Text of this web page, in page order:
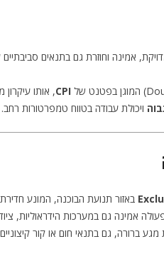
אמינה וחוזרת גם בתנאים סביבתיים
CPI, אותו
ויכולת עבודה בטווח טמפרטורות רחב.
באזור תנועת הבוכנה, המונע
אמינה גם במערכות הידראוליות, ציוד
ברורה, גם בתנאי חום או קור